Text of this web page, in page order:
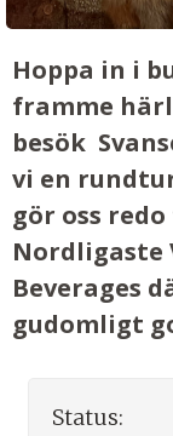
Hoppa in i
framme
besök
vi en
gör oss
Nordligaste
Beverages
gudomligt
Status: